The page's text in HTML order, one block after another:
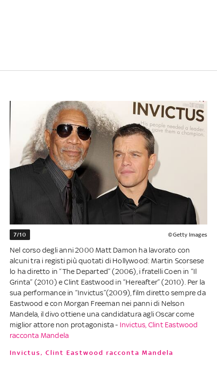
7/10 ©Getty Images
Nel corso degli anni 2000 Matt Damon ha lavorato con
alcuni tra i registi più quotati di Hollywood: Martin Scorsese
lo ha diretto in “The Departed” (2006), i fratelli Coen in “Il
Grinta” (2010) e Clint Eastwood in “Hereafter” (2010). Per la
sua performance in “Invictus”(2009), film diretto sempre da
Eastwood e con Morgan Freeman nei panni di Nelson
Mandela, il divo ottiene una candidatura agli Oscar come
miglior attore non protagonista - Invictus, Clint Eastwood
racconta Mandela
Invictus, Clint Eastwood racconta Mandela